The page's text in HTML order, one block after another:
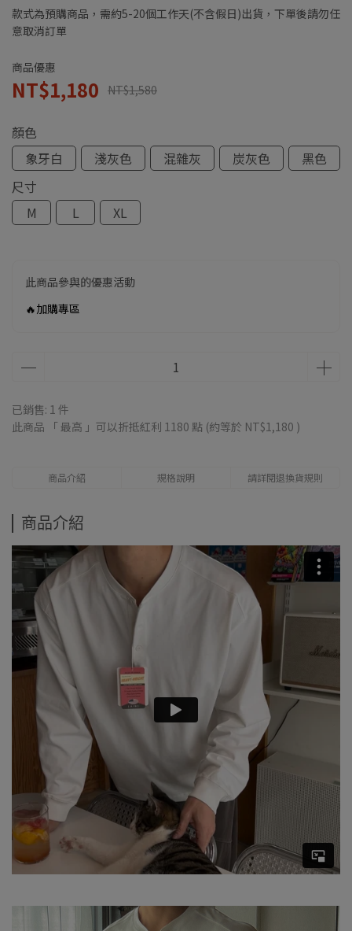
款式為預購商品，需約5-20個工作天(不含假日)出貨，下單後請勿任
意取消訂單
商品優惠
NT$1,180 NT$1,580
顏色
象牙白
淺灰色 混雜灰 炭灰色
黑色
尺寸
M
L XL
此商品參與的優惠活動
🔥加購專區
已銷售: 1 件
此商品 「 最高 」可以折抵紅利 1180 點 (約等於 NT$1,180 )
商品介紹 規格說明 請詳閱退換貨規則
商品介紹